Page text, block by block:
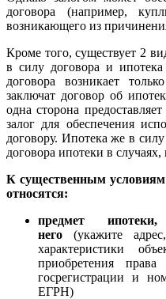
договора (например,
возникающего из
Кроме того, существует 2
в силу договора и
договора возникает
заключат договор об
одна сторона
залог для обеспечения
договору. Ипотека же в силу
договора ипотеки в
К существенным условиям
относятся:
предмет
него (укажите
характеристики
приобретения
госрегистрации и
ЕГРН)